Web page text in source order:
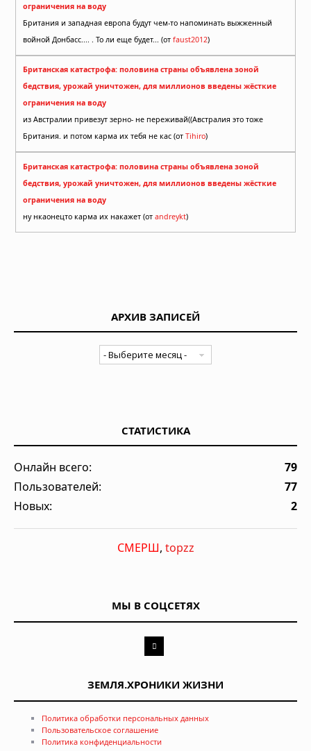
ограничения на воду
Британия и западная европа будут чем-то напоминать выжженный
войной Донбасс.... . То ли еще будет... (от faust2012)
Британская катастрофа: половина страны объявлена зоной
бедствия, урожай уничтожен, для миллионов введены жёсткие
ограничения на воду
из Австралии привезут зерно- не переживай((Австралия это тоже
Британия. и потом карма их тебя не кас (от Tihiro)
Британская катастрофа: половина страны объявлена зоной
бедствия, урожай уничтожен, для миллионов введены жёсткие
ограничения на воду
ну нкаонецто карма их накажет (от andreykt)
АРХИВ ЗАПИСЕЙ
СТАТИСТИКА
Онлайн всего:
79
Пользователей:
77
Новых:
2
СМЕРШ, topzz
МЫ В СОЦСЕТЯХ
ЗЕМЛЯ.ХРОНИКИ ЖИЗНИ
Политика обработки персональных данных
Пользовательское соглашение
Политика конфиденциальности